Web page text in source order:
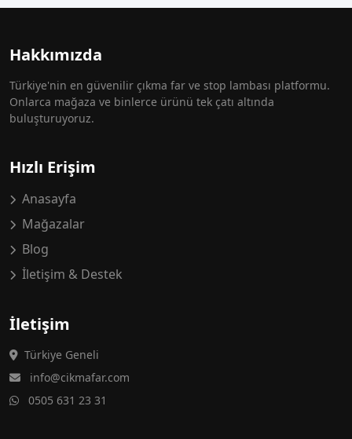
Hakkımızda
Türkiye'nin en güvenilir çıkma far ve stop lambası platformu.
Onlarca mağaza ve binlerce ürünü tek çatı altında
buluşturuyoruz.
Hızlı Erişim
Anasayfa
Mağazalar
Blog
İletişim & Destek
İletişim
Türkiye Geneli
info@cikmafar.com
0505 631 23 31